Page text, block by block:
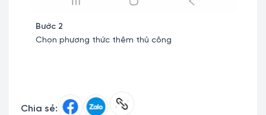
Bước 2
Chọn phương thức thêm thủ công
Chia sẻ: